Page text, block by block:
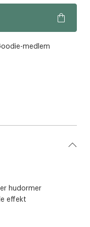
medlem
hudormer
effekt